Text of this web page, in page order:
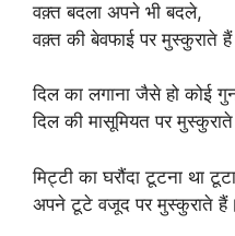
वक़्त बदला अपने भी बदले,
वक़्त की बेवफाई पर मुस्कुराते
दिल का लगाना जैसे हो कोई
दिल की मासूमियत पर
मिट्टी का घरौंदा टूटना था
अपने टूटे वजूद पर मुस्कुराते हैं।